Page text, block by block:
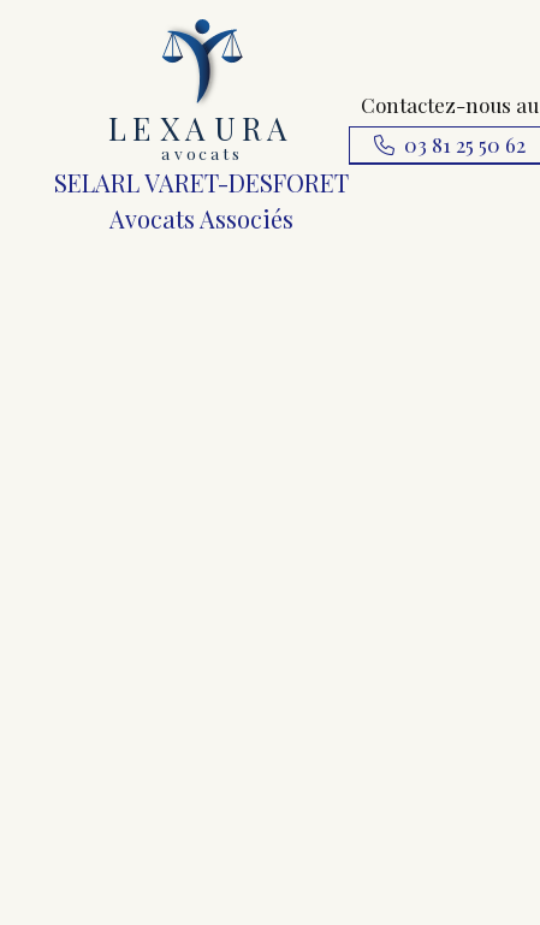
LE XA URA
a v ocats
SELARL VARET-DESFORET
Avocats Associés
Contactez-nous au
03 81 25 50 62